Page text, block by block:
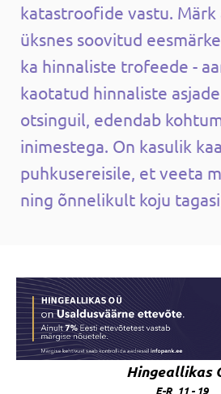
katastroofide vastu.
üksnes soovitud
ka hinnaliste trofeede -
kaotatud hinnaliste
otsinguil, edendab
inimestega. On kasulik
puhkusereisile, et veeta
ning õnnelikult koju
Hingeallikas
E-R 11 - 19